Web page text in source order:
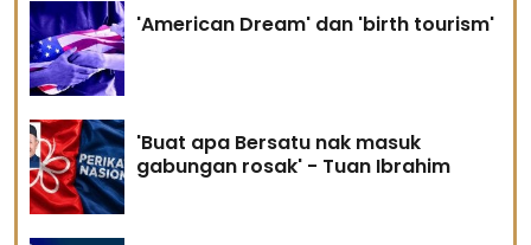
'American Dream' dan 'birth tourism'
'Buat apa Bersatu nak masuk
gabungan rosak' - Tuan Ibrahim